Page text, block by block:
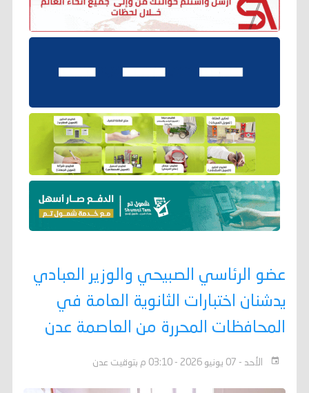
عضو الرئاسي الصبيحي والوزير العبادي
يدشنان اختبارات الثانوية العامة في
المحافظات المحررة من العاصمة عدن
الأحد - 07 يونيو 2026 - 03:10 م بتوقيت عدن